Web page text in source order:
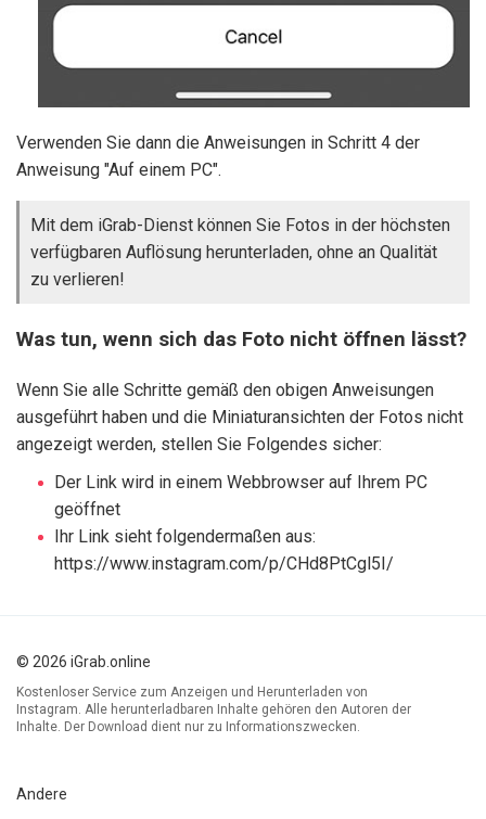
Verwenden Sie dann die Anweisungen in Schritt 4 der
Anweisung "Auf einem PC".
Mit dem iGrab-Dienst können Sie Fotos in der höchsten
verfügbaren Auflösung herunterladen, ohne an Qualität
zu verlieren!
Was tun, wenn sich das Foto nicht öffnen lässt?
Wenn Sie alle Schritte gemäß den obigen Anweisungen
ausgeführt haben und die Miniaturansichten der Fotos nicht
angezeigt werden, stellen Sie Folgendes sicher:
Der Link wird in einem Webbrowser auf Ihrem PC
geöffnet
Ihr Link sieht folgendermaßen aus:
https://www.instagram.com/p/CHd8PtCgl5I/
© 2026 iGrab.online
Kostenloser Service zum Anzeigen und Herunterladen von
Instagram. Alle herunterladbaren Inhalte gehören den Autoren der
Inhalte. Der Download dient nur zu Informationszwecken.
Andere